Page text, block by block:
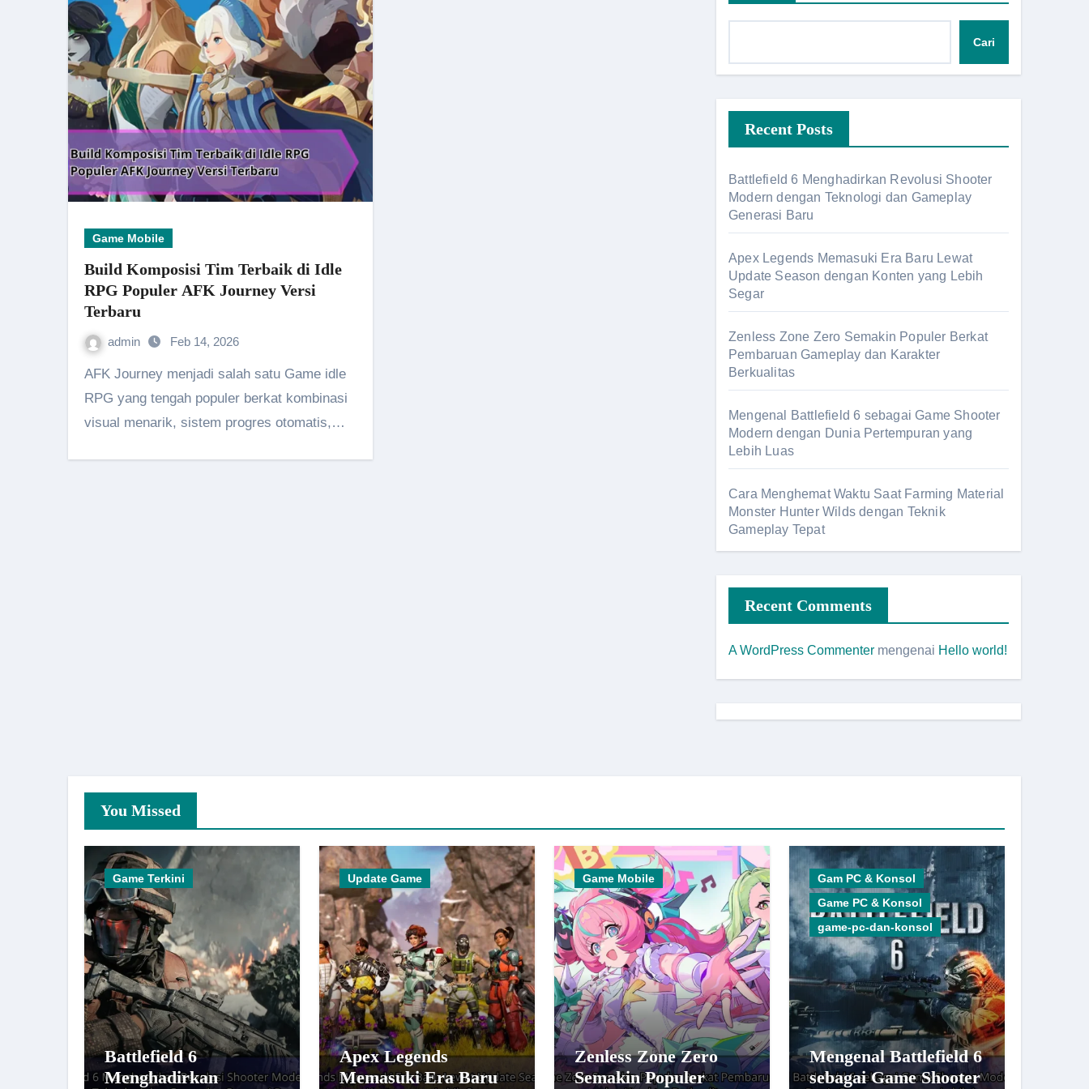
Game Mobile
Build Komposisi Tim Terbaik di Idle
RPG Populer AFK Journey Versi
Terbaru
admin Feb 14, 2026
AFK Journey menjadi salah satu Game idle
RPG yang tengah populer berkat kombinasi
visual menarik, sistem progres otomatis,…
Cari
Recent Posts
Battlefield 6 Menghadirkan Revolusi Shooter
Modern dengan Teknologi dan Gameplay
Generasi Baru
Apex Legends Memasuki Era Baru Lewat
Update Season dengan Konten yang Lebih
Segar
Zenless Zone Zero Semakin Populer Berkat
Pembaruan Gameplay dan Karakter
Berkualitas
Mengenal Battlefield 6 sebagai Game Shooter
Modern dengan Dunia Pertempuran yang
Lebih Luas
Cara Menghemat Waktu Saat Farming Material
Monster Hunter Wilds dengan Teknik
Gameplay Tepat
Recent Comments
A WordPress Commenter mengenai Hello world!
You Missed
Game Terkini
Battlefield 6
Menghadirkan
Update Game
Apex Legends
Memasuki Era Baru
Game Mobile
Zenless Zone Zero
Semakin Populer
Gam PC & Konsol
Game PC & Konsol
game-pc-dan-konsol
Mengenal Battlefield 6
sebagai Game Shooter